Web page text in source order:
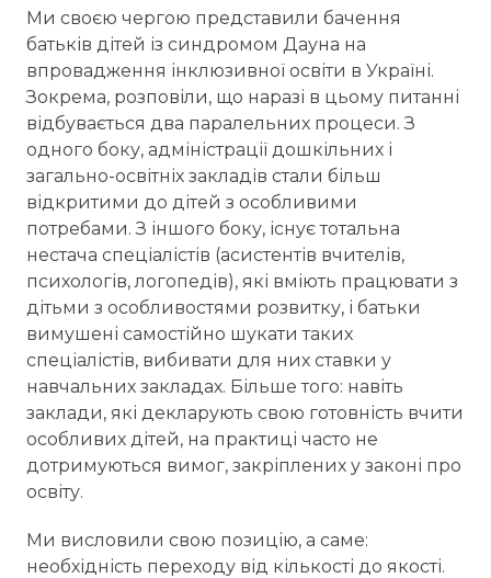
Ми своєю чергою представили бачення
батьків дітей із синдромом Дауна на
впровадження інклюзивної освіти в Україні.
Зокрема, розповіли, що наразі в цьому питанні
відбувається два паралельних процеси. З
одного боку, адміністрації дошкільних і
загально-освітніх закладів стали більш
відкритими до дітей з особливими
потребами. З іншого боку, існує тотальна
нестача спеціалістів (асистентів вчителів,
психологів, логопедів), які вміють працювати з
дітьми з особливостями розвитку, і батьки
вимушені самостійно шукати таких
спеціалістів, вибивати для них ставки у
навчальних закладах. Більше того: навіть
заклади, які декларують свою готовність вчити
особливих дітей, на практиці часто не
дотримуються вимог, закріплених у законі про
освіту.
Ми висловили свою позицію, а саме:
необхідність переходу від кількості до якості.